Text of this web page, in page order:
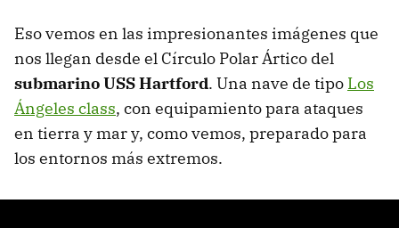
Eso vemos en las impresionantes imágenes que
nos llegan desde el Círculo Polar Ártico del
submarino USS Hartford. Una nave de tipo Los
Ángeles class, con equipamiento para ataques
en tierra y mar y, como vemos, preparado para
los entornos más extremos.